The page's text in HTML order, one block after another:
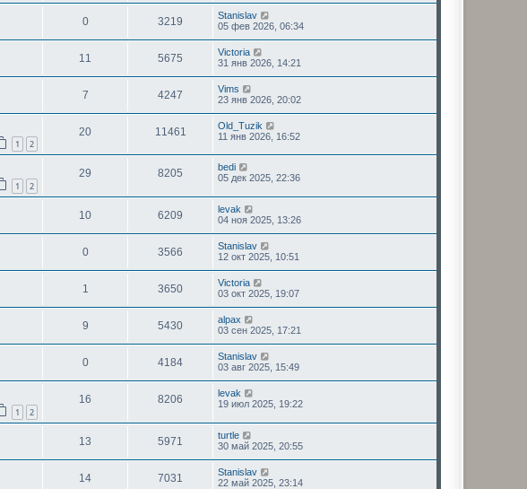
0 3219
Stanislav
05 фев 2026, 06:34
11 5675
Victoria
31 янв 2026, 14:21
7 4247
Vims
23 янв 2026, 20:02
1 2
20 11461
Old_Tuzik
11 янв 2026, 16:52
1 2
29 8205
bedi
05 дек 2025, 22:36
10 6209
levak
04 ноя 2025, 13:26
0 3566
Stanislav
12 окт 2025, 10:51
1 3650
Victoria
03 окт 2025, 19:07
9 5430
alpax
03 сен 2025, 17:21
0 4184
Stanislav
03 авг 2025, 15:49
1 2
16 8206
levak
19 июл 2025, 19:22
13 5971
turtle
30 май 2025, 20:55
14 7031
Stanislav
22 май 2025, 23:14